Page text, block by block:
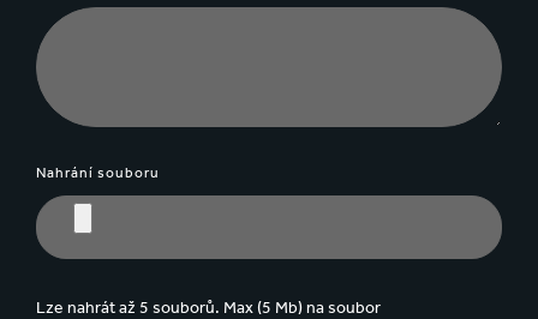
Nahrání souboru
Lze nahrát až 5 souborů. Max (5 Mb) na soubor